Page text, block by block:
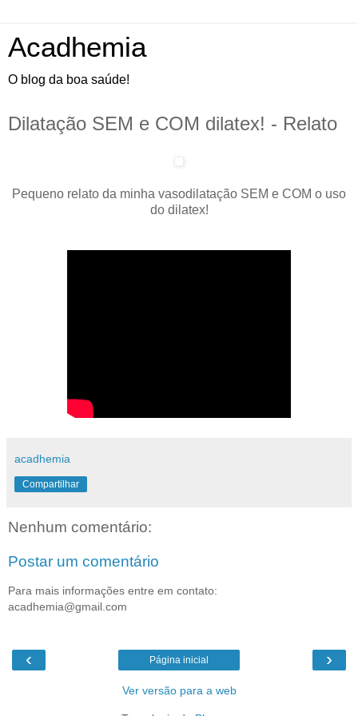
Acadhemia
O blog da boa saúde!
Dilatação SEM e COM dilatex! - Relato
Pequeno relato da minha vasodilatação SEM e COM o uso
do dilatex!
acadhemia
Compartilhar
Nenhum comentário:
Postar um comentário
Para mais informações entre em contato:
acadhemia@gmail.com
‹ ›
Página inicial
Ver versão para a web